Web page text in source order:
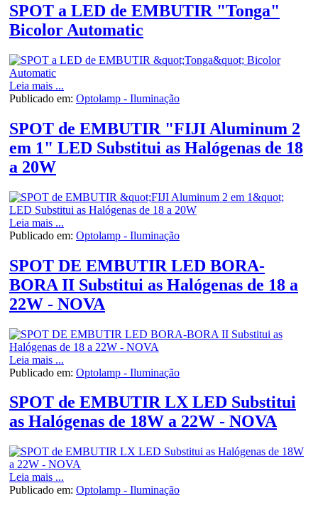
SPOT a LED de EMBUTIR "Tonga"
Bicolor Automatic
Leia mais ...
Publicado em: Optolamp - Iluminação
SPOT de EMBUTIR "FIJI Aluminum 2
em 1" LED Substitui as Halógenas de 18
a 20W
Leia mais ...
Publicado em: Optolamp - Iluminação
SPOT DE EMBUTIR LED BORA-
BORA II Substitui as Halógenas de 18 a
22W - NOVA
Leia mais ...
Publicado em: Optolamp - Iluminação
SPOT de EMBUTIR LX LED Substitui
as Halógenas de 18W a 22W - NOVA
Leia mais ...
Publicado em: Optolamp - Iluminação